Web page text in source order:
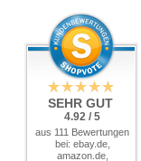
SEHR GUT
4.92 / 5
aus 111 Bewertungen
bei: ebay.de,
amazon.de,